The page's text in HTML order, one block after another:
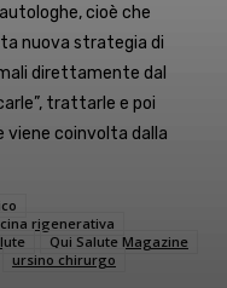
cioè che
nuova strategia di
direttamente dal
trattarle e poi
viene coinvolta dalla
rigenerativa
Qui Salute Magazine
ursino chirurgo